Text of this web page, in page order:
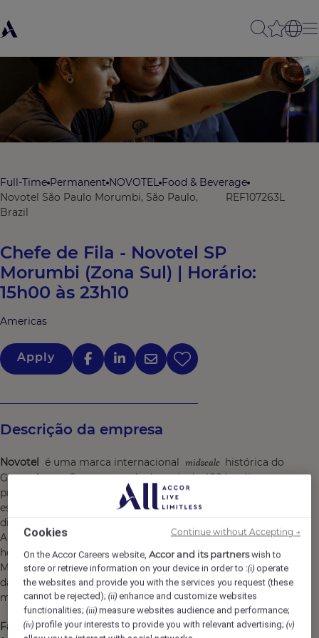
Full-Time Permanent NOVOTEL Food & Beverage
Novotel São Paulo Morumbi, São Paulo,
Brazil
REF107263L
Chefe de Fila - Novotel SP
Morumbi (Zona Sul) | Horário:
15h00 às 23h10
Americas
Apply
Descrição da empresa
Novotel é uma marca internacional midscale histórica do
Grupo Accor. Com uma rede de mais de 400 hotéis e
presente em mais de 60 países os hotéis da rede Novotel
estão situados no coração das principais cidades,
distritos de negócios e destinos turísticos internacionais.
A marca tem como missão oferecer uma experiência de
hospitalidade valiosa, além de conceitos envolventes.
Modernidade, flexibilidade e eficiência compõem o DNA
da marca. Trazendo descontração e serviços cordiais a
marca possui dois grandes pilares:
Família:Trazendo ambientes perfeitos para que as
Cookies
On the Accor Careers website,Accor and its partnerswish to
store or retrieve information on your device in order to :(i) operate
the websites and provide you with the services you request (these
cannot be rejected);(ii) enhance and customize websites
functionalities;(iii) measure websites audience and performance;
(iv) profile your interests to provide you with relevant advertising;(v)
Continue without Accepting →